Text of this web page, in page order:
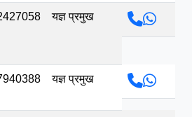
यज्ञ प्रमुख
यज्ञ प्रमुख